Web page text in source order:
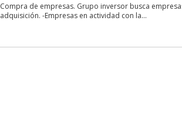
Compra de empresas. Grupo inversor busca
adquisición. -Empresas en actividad con la...